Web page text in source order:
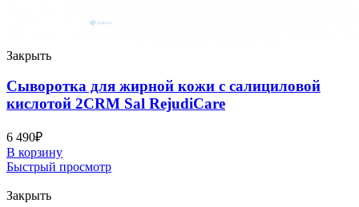
Закрыть
Сыворотка для жирной кожи с салициловой
кислотой 2CRM Sal RejudiCare
6 490₽
В корзину
Быстрый просмотр
Закрыть